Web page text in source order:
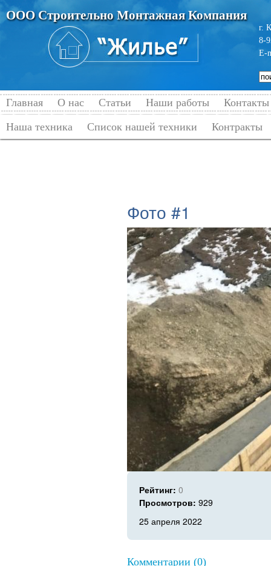
ООО Строительно Монтажная Компания
г.
8-
E-
Главная О нас Статьи Наши работы
Контакты
Наша техника
Список нашей техники Контракты
Фото #1
Рейтинг: 0
Просмотров: 929
25 апреля 2022
Комментарии (0)